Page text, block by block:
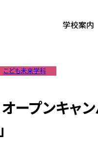
学校案内
7月6日（土）オープンキャンパ
こども未来学科
オープンキャ